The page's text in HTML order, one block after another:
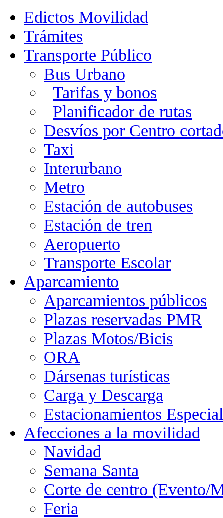
Edictos Movilidad
Trámites
Transporte Público
Bus Urbano
Tarifas y bonos
Planificador de rutas
Desvíos por Centro
Taxi
Interurbano
Metro
Estación de autobuses
Estación de tren
Aeropuerto
Transporte Escolar
Aparcamiento
Aparcamientos públicos
Plazas reservadas PMR
Plazas Motos/Bicis
ORA
Dársenas turísticas
Carga y Descarga
Estacionamientos
Afecciones a la movilidad
Navidad
Semana Santa
Corte de centro (Evento/
Feria